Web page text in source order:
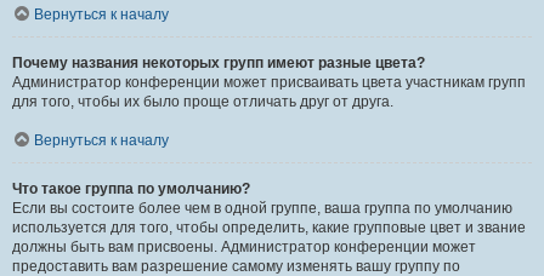
Вернуться к началу
Почему названия некоторых групп имеют разные цвета?
Администратор конференции может присваивать цвета участникам групп
для того, чтобы их было проще отличать друг от друга.
Вернуться к началу
Что такое группа по умолчанию?
Если вы состоите более чем в одной группе, ваша группа по умолчанию
используется для того, чтобы определить, какие групповые цвет и звание
должны быть вам присвоены. Администратор конференции может
предоставить вам разрешение самому изменять вашу группу по